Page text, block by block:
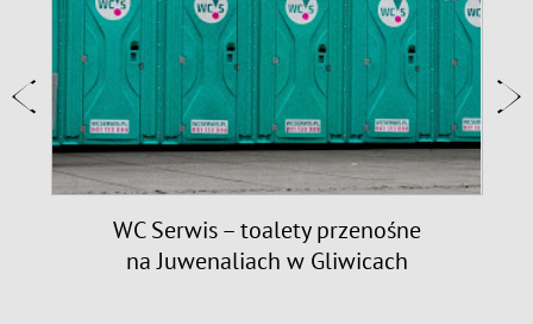
WC Serwis – toalety przenośne
na Juwenaliach w Gliwicach